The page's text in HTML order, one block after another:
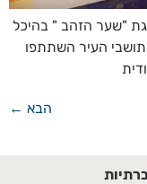
"שער הזהב " בהיכל
העיר השתתפו
הבא ←